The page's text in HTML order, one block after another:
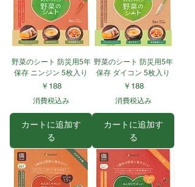
野菜のシート 防災用5年
保存 ニンジン 5枚入り
価格
￥188
消費税込み
カートに追加す
る
野菜のシート 防災用5年
保存 ダイコン 5枚入り
価格
￥188
消費税込み
カートに追加す
る